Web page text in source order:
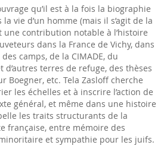
qu’il est à la fois la biographie
vie d’un homme (mais il s’agit de la
une contribution notable à l’histoire
dans la France de Vichy, dans
camps, de la CIMADE, du
d’autres terres de refuge, des thèses
Boegner, etc. Tela Zasloff cherche
les échelles et à inscrire l’action de
général, et même dans une histoire
les traits structurants de la
française, entre mémoire des
et sympathie pour les juifs.